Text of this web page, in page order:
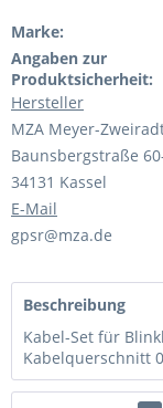
Marke:
Angaben zur
Produktsicherheit:
Hersteller
MZA Meyer-
Baunsbergstraße
34131 Kassel
E-Mail
gpsr@mza.de
Beschreibung
Kabel-Set für
Kabelquerschnitt